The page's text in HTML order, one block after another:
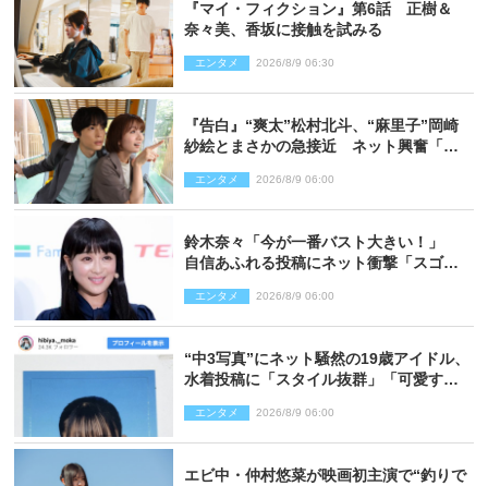
『マイ・フィクション』第6話 正樹＆
奈々美、香坂に接触を試みる
エンタメ 2026/8/9 06:30
『告白』“爽太”松村北斗、“麻里子”岡崎
紗絵とまさかの急接近 ネット興奮「そ
り）
エンタメ 2026/8/9 06:00
鈴木奈々「今が一番バスト大きい！」
自信あふれる投稿にネット衝撃「スゴ
エンタメ 2026/8/9 06:00
“中3写真”にネット騒然の19歳アイドル、
水着投稿に「スタイル抜群」「可愛すぎ
エンタメ 2026/8/9 06:00
エビ中・仲村悠菜が映画初主演で“釣りで